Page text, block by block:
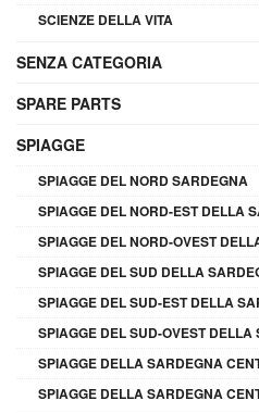
SCIENZE DELLA VITA
SENZA CATEGORIA
SPARE PARTS
SPIAGGE
SPIAGGE DEL NORD SARDEGNA
SPIAGGE DEL NORD-EST DELLA
SPIAGGE DEL NORD-OVEST
SPIAGGE DEL SUD DELLA
SPIAGGE DEL SUD-EST DELLA
SPIAGGE DEL SUD-OVEST DELLA
SPIAGGE DELLA SARDEGNA
SPIAGGE DELLA SARDEGNA